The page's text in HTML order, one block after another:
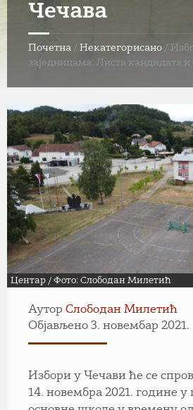
Чечава
Почетна / Некатегорисано /
заједницама: Листа кандидата и
Центар / Фото: Слободан Милетић
Аутор Слободан Милетић
Објављено 3. новембар 2021.
Избори у Чечави ће се
14. новембра 2021. године у